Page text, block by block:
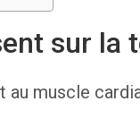
sur la
au muscle